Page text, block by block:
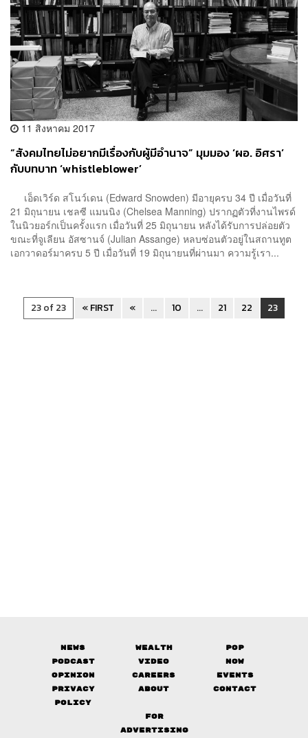
11 สิงหาคม 2017
“สังคมไทยไม่อยากมีเรื่องกับผู้มีอำนาจ” มุมมอง ‘ผอ. อิศรา’
กับบทบาท ‘whistleblower’
เอ็ดเวิร์ด สโนว์เดน (Edward Snowden) มีอายุครบ 34 ปี เมื่อวันที่
21 มิถุนายน เชลซี แมนนิง (Chelsea Manning) ปรากฏตัวที่งานไพรด์
ในนิวยอร์กเป็นครั้งแรก เมื่อวันที่ 25 มิถุนายน หลังได้รับการปล่อยตัว
ขณะที่จูเลียน อัสซานจ์ (Julian Assange) หลบซ่อนตัวอยู่ในสถานทูต
เอกวาดอร์มาครบ 5 ปี เมื่อวันที่ 19 มิถุนายนที่ผ่านมา ความรู้เรา...
23 of 23 « FIRST « ... 10 ... 21 22 23
News Wealth
Pop
Podcast
Video
Now
Opinion
Careers
Events
Privacy
Policy
About Contact
FOR
ADVERTISING